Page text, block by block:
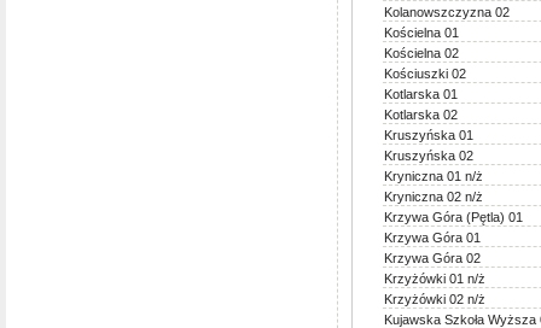
Kolanowszczyzna 02
Kościelna 01
Kościelna 02
Kościuszki 02
Kotlarska 01
Kotlarska 02
Kruszyńska 01
Kruszyńska 02
Kryniczna 01 n/ż
Kryniczna 02 n/ż
Krzywa Góra (Pętla) 01
Krzywa Góra 01
Krzywa Góra 02
Krzyżówki 01 n/ż
Krzyżówki 02 n/ż
Kujawska Szkoła Wyższa